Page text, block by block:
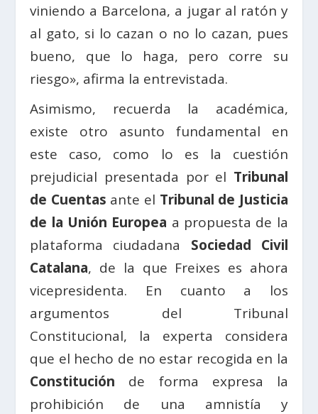
viniendo a Barcelona, a jugar al ratón y
al gato, si lo cazan o no lo cazan, pues
bueno, que lo haga, pero corre su
riesgo», afirma la entrevistada.
Asimismo, recuerda la académica,
existe otro asunto fundamental en
este caso, como lo es la cuestión
prejudicial presentada por el Tribunal
de Cuentas ante el Tribunal de Justicia
de la Unión Europea a propuesta de la
plataforma ciudadana Sociedad Civil
Catalana, de la que Freixes es ahora
vicepresidenta. En cuanto a los
argumentos del Tribunal
Constitucional, la experta considera
que el hecho de no estar recogida en la
Constitución de forma expresa la
prohibición de una amnistía y